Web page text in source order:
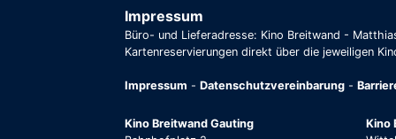
Impressum
Büro- und Lieferadresse: Kino Breitwand -
Kartenreservierungen direkt über die jeweiligen
Impressum - Datenschutzvereinbarung -
Kino Breitwand Gauting
Kino